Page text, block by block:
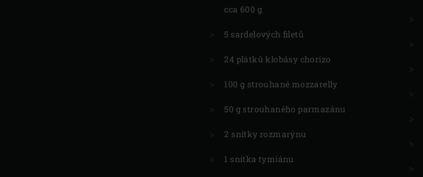
cca 600 g
5 sardelových filetů
24 plátků klobásy chorizo
100 g strouhané mozzarelly
50 g strouhaného parmazánu
2 snítky rozmarýnu
1 snítka tymiánu